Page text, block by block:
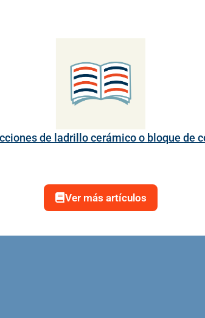
de ladrillo cerámico o bloque de
Ver más artículos